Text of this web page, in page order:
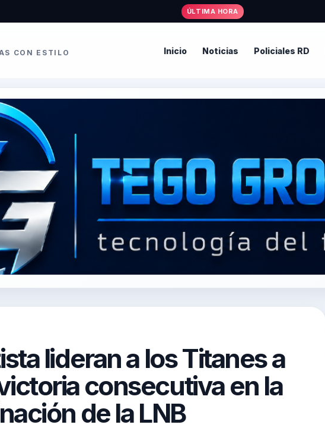
ÚLTIMA HORA
CON ESTILO Inicio Noticias Policiales RD
lideran a los Titanes a
consecutiva en la
de la LNB